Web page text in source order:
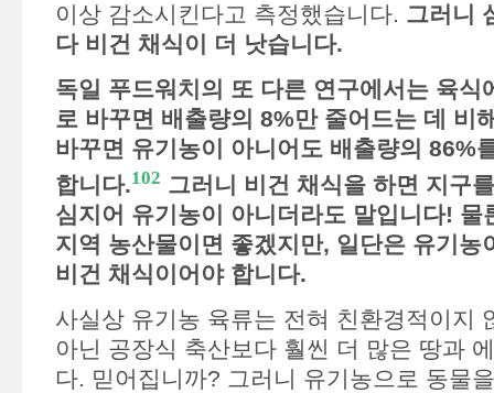
이상 감소시킨다고 측정했습니다. 그러니
다 비건 채식이 더 낫습니다.
독일 푸드워치의 또 다른 연구에서는 육식
로 바꾸면 배출량의 8%만 줄어드는 데 비
바꾸면 유기농이 아니어도 배출량의 86%
합니다.102 그러니 비건 채식을 하면 지구
심지어 유기농이 아니더라도 말입니다! 물
지역 농산물이면 좋겠지만, 일단은 유기농
비건 채식이어야 합니다.
사실상 유기농 육류는 전혀 친환경적이지
아닌 공장식 축산보다 훨씬 더 많은 땅과
다. 믿어집니까? 그러니 유기농으로 동물